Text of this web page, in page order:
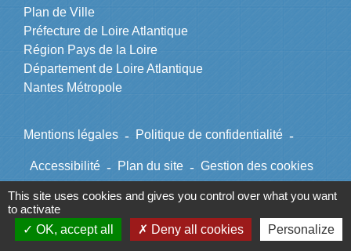
Plan de Ville
Préfecture de Loire Atlantique
Région Pays de la Loire
Département de Loire Atlantique
Nantes Métropole
Mentions légales - Politique de confidentialité -
Accessibilité - Plan du site - Gestion des cookies
Site créé en partenariat avec Réseau des Communes
This site uses cookies and gives you control over what you want
to activate
OK, accept all
Deny all cookies Personalize